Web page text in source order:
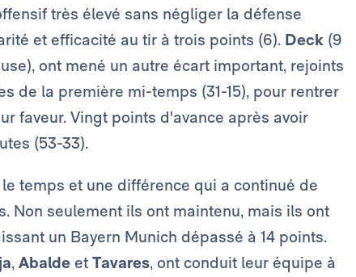
très élevé sans négliger la défense
et efficacité au tir à trois points (6). Deck (9
ont mené un autre écart important, rejoints
de la première mi-temps (31-15), pour rentrer
faveur. Vingt points d'avance après avoir
(53-33).
temps et une différence qui a continué de
Non seulement ils ont maintenu, mais ils ont
un Bayern Munich dépassé à 14 points.
, Abalde et Tavares, ont conduit leur équipe à